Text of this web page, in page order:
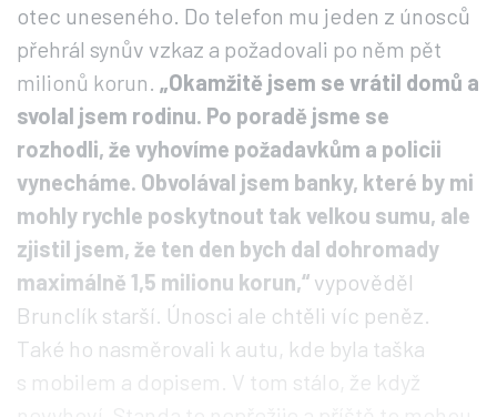
otec uneseného. Do telefon mu jeden z únosců
přehrál synův vzkaz a požadovali po něm pět
milionů korun. „Okamžitě jsem se vrátil domů a
svolal jsem rodinu. Po poradě jsme se
rozhodli, že vyhovíme požadavkům a policii
vynecháme. Obvolával jsem banky, které by mi
mohly rychle poskytnout tak velkou sumu, ale
zjistil jsem, že ten den bych dal dohromady
maximálně 1,5 milionu korun,“ vypověděl
Brunclík starší. Únosci ale chtěli víc peněz.
Také ho nasměrovali k autu, kde byla taška
s mobilem a dopisem. V tom stálo, že když